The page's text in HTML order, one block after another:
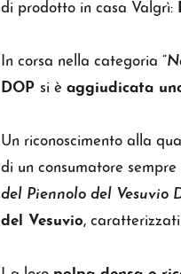
di prodotto in casa Valgrì:
In corsa nella categoria “
DOP si è aggiudicata
Un riconoscimento alla
di un consumatore
del Piennolo del Vesuvio
del Vesuvio,